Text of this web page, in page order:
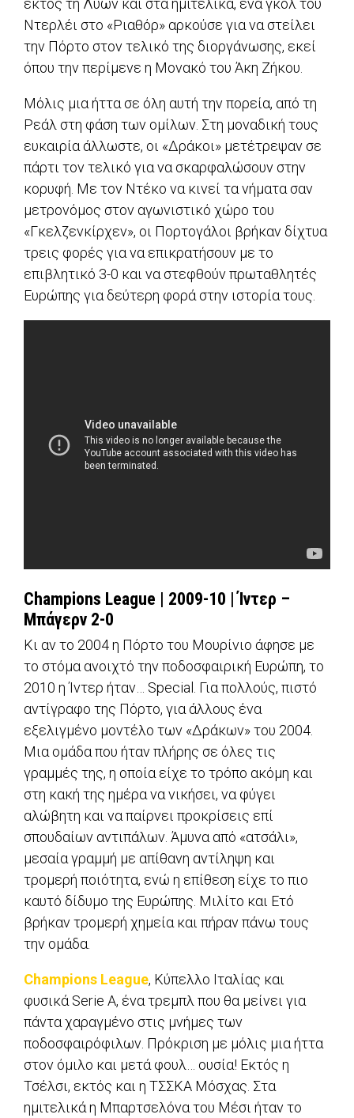
εκτός τη Λυών και στα ημιτελικά, ένα γκολ του
Ντερλέι στο «Ριαθόρ» αρκούσε για να στείλει
την Πόρτο στον τελικό της διοργάνωσης, εκεί
όπου την περίμενε η Μονακό του Άκη Ζήκου.
Μόλις μια ήττα σε όλη αυτή την πορεία, από τη
Ρεάλ στη φάση των ομίλων. Στη μοναδική τους
ευκαιρία άλλωστε, οι «Δράκοι» μετέτρεψαν σε
πάρτι τον τελικό για να σκαρφαλώσουν στην
κορυφή. Με τον Ντέκο να κινεί τα νήματα σαν
μετρονόμος στον αγωνιστικό χώρο του
«Γκελζενκίρχεν», οι Πορτογάλοι βρήκαν δίχτυα
τρεις φορές για να επικρατήσουν με το
επιβλητικό 3-0 και να στεφθούν πρωταθλητές
Ευρώπης για δεύτερη φορά στην ιστορία τους.
Champions League | 2009-10 |Ίντερ –
Μπάγερν 2-0
Κι αν το 2004 η Πόρτο του Μουρίνιο άφησε με
το στόμα ανοιχτό την ποδοσφαιρική Ευρώπη, το
2010 η Ίντερ ήταν… Special. Για πολλούς, πιστό
αντίγραφο της Πόρτο, για άλλους ένα
εξελιγμένο μοντέλο των «Δράκων» του 2004.
Μια ομάδα που ήταν πλήρης σε όλες τις
γραμμές της, η οποία είχε το τρόπο ακόμη και
στη κακή της ημέρα να νικήσει, να φύγει
αλώβητη και να παίρνει προκρίσεις επί
σπουδαίων αντιπάλων. Άμυνα από «ατσάλι»,
μεσαία γραμμή με απίθανη αντίληψη και
τρομερή ποιότητα, ενώ η επίθεση είχε το πιο
καυτό δίδυμο της Ευρώπης. Μιλίτο και Ετό
βρήκαν τρομερή χημεία και πήραν πάνω τους
την ομάδα.
Champions League, Κύπελλο Ιταλίας και
φυσικά Serie A, ένα τρεμπλ που θα μείνει για
πάντα χαραγμένο στις μνήμες των
ποδοσφαιρόφιλων. Πρόκριση με μόλις μια ήττα
στον όμιλο και μετά φουλ… ουσία! Εκτός η
Τσέλσι, εκτός και η ΤΣΣΚΑ Μόσχας. Στα
ημιτελικά η Μπαρτσελόνα του Μέσι ήταν το